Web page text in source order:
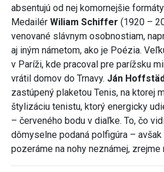
absentujú od nej komornejšie
Medailér Wiliam Schiffer (1920 –
venované slávnym osobnostiam,
aj iným námetom, ako je Poézia.
v Paríži, kde pracoval pre parížsku
vrátil domov do Trnavy. Ján
zastúpený plaketou Tenis, na ktorej
štylizáciu tenistu, ktorý energicky
– červeného bodu v diaľke. To, čo
dômyselne podaná polfigúra –
pozeráme na nohy neznámej, zrejme